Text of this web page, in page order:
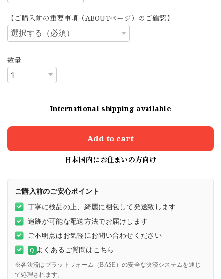
【ご購入前の重要事項（ABOUTページ）のご確認】
数量
International shipping available
Add to cart
日本国内にお住まいの方向け
ご購入前のご安心ポイント
丁寧に検品の上、綺麗に梱包して発送致します
追跡が可能な配送方法でお届けします
ご不明点はお気軽にお問い合わせください
Q よくあるご質問はこちら
※各決済はプラットフォーム（BASE）の安全な決済システムを通じ
て処理されます。